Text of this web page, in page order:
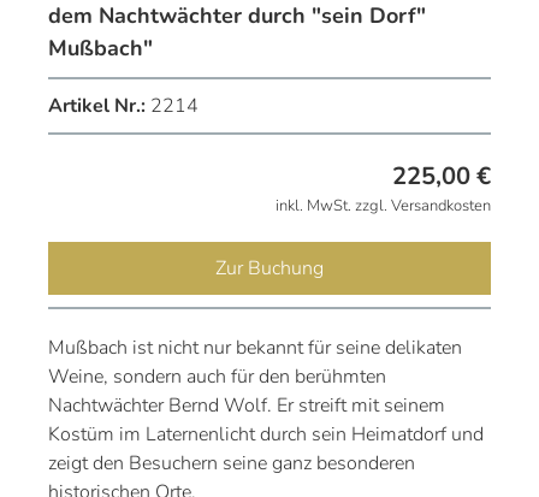
dem Nachtwächter durch "sein Dorf"
Mußbach"
Artikel Nr.: 2214
225,00€
inkl. MwSt. zzgl. Versandkosten
Zur Buchung
Mußbach ist nicht nur bekannt für seine delikaten
Weine, sondern auch für den berühmten
Nachtwächter Bernd Wolf. Er streift mit seinem
Kostüm im Laternenlicht durch sein Heimatdorf und
zeigt den Besuchern seine ganz besonderen